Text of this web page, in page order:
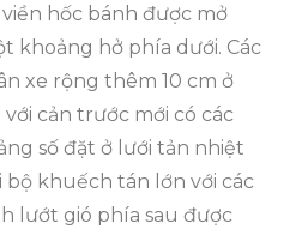
hốc bánh được mở
khoảng hở phía dưới. Các
xe rộng thêm 10 cm ở
cản trước mới có các
số đặt ở lưới tản nhiệt
bộ khuếch tán lớn với các
lướt gió phía sau được